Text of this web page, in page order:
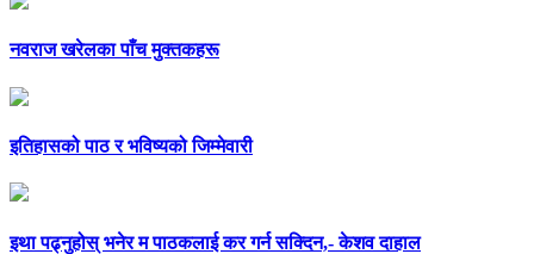
नवराज खरेलका पाँच मुक्तकहरू
इतिहासको पाठ र भविष्यको जिम्मेवारी
इथा पढ्नुहोस् भनेर म पाठकलाई कर गर्न सक्दिन,- केशव दाहाल